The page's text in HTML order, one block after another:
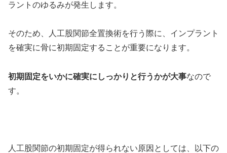
ラントのゆるみが発生します。
そのため、人工股関節全置換術を行う際に、インプラント
を確実に骨に初期固定することが重要になります。
初期固定をいかに確実にしっかりと行うかが大事なので
す。
人工股関節の初期固定が得られない原因としては、以下の